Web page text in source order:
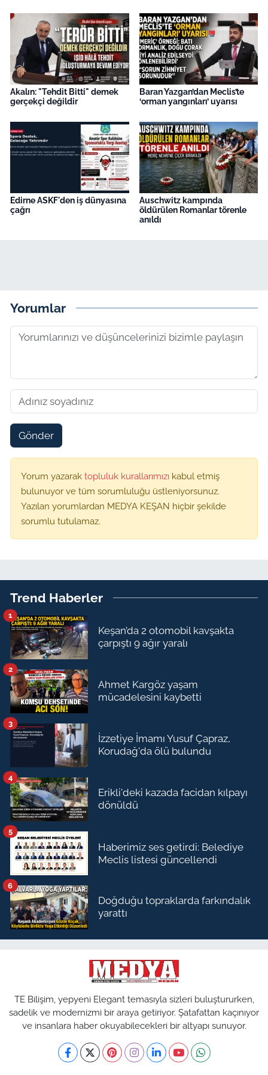
Akalın: "Tehdit Bitti" demek
gerçekçi değildir
Baran Yazgan’dan Meclis’te
‘orman yangınları’ uyarısı
Edirne ASKF'den iş dünyasına
çağrı
Auschwitz kampında
öldürülen Romanlar törenle
anıldı
Yorumlar
Gönder
Yorum yazarak topluluk kurallarımızı kabul etmiş
bulunuyor ve tüm sorumluluğu üstleniyorsunuz.
Yazılan yorumlardan MEDYA KEŞAN hiçbir şekilde
sorumlu tutulamaz.
Trend Haberler
Keşan’da 2 otomobil kavşakta
çarpıştı 9 ağır yaralı
1
Ahmet Kargöz yaşam
mücadelesini kaybetti
2
İzzetiye İmamı Yusuf Çapraz,
Korudağ'da ölü bulundu
3
Erikli'deki kazada facidan kılpayı
dönüldü
4
Haberimiz ses getirdi: Belediye
Meclis listesi güncellendi
5
Doğduğu topraklarda farkındalık
yarattı
6
TE Bilişim, yepyeni Elegant temasıyla sizleri buluştururken,
sadelik ve modernizmi bir araya getiriyor. Şatafattan kaçınıyor
ve insanlara haber okuyabilecekleri bir altyapı sunuyor.